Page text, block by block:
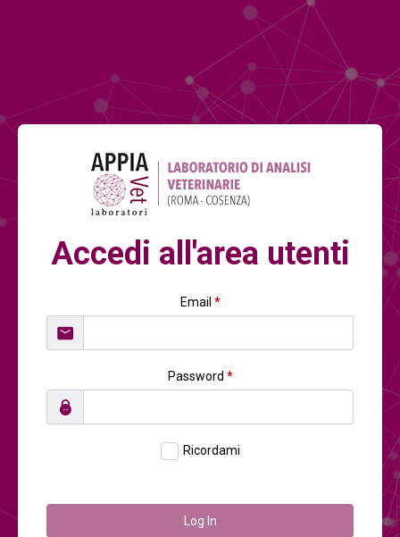
Accedi all'area utenti
Email *
Password *
Ricordami
Log In